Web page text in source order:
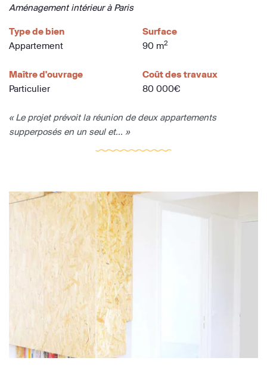
Aménagement intérieur à Paris
Type de bien
Appartement
Surface
90 m2
Maître d'ouvrage
Particulier
Coût des travaux
80 000€
« Le projet prévoit la réunion de deux appartements
supperposés en un seul et... »